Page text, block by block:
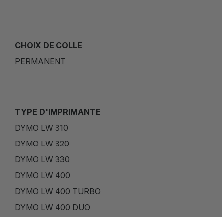
CHOIX DE COLLE
PERMANENT
TYPE D'IMPRIMANTE
DYMO LW 310
DYMO LW 320
DYMO LW 330
DYMO LW 400
DYMO LW 400 TURBO
DYMO LW 400 DUO